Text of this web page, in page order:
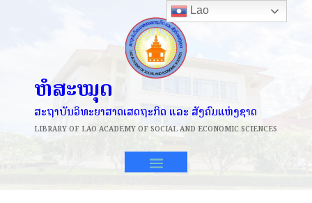
ຫໍສະໝຸດ
ສະຖາບັນວິທະຍາສາດເສດຖະກິດ ແລະ ສັງຄົມແຫ່ງຊາດ
LIBRARY OF LAO ACADEMY OF SOCIAL AND ECONOMIC SCIENCES
Lao